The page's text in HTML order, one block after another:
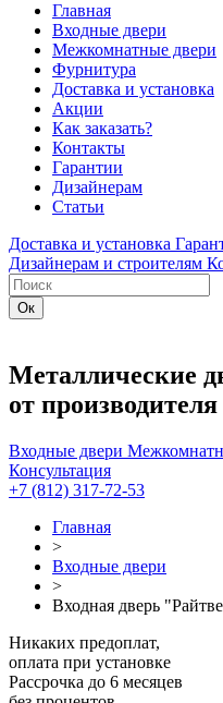
Главная
Входные двери
Межкомнатные двери
Фурнитура
Доставка и установка
Акции
Как заказать?
Контакты
Гарантии
Дизайнерам
Статьи
Доставка и установка
Дизайнерам и строителям
Металлические
от производителя
Входные двери
Консультация
+7 (812) 317-72-53
Главная
>
Входные двери
>
Входная дверь
Никаких предоплат,
оплата при установке
Рассрочка до 6 месяцев